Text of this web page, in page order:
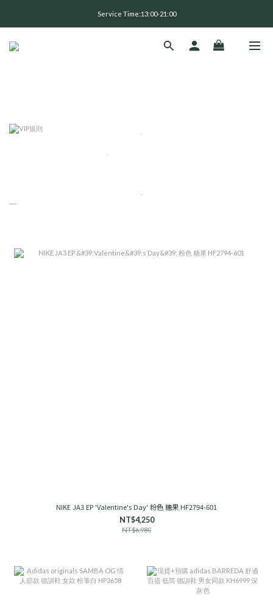
全 館 消 費 滿 三 千 免 運 費 🤘🏻
Service Time:13:00-21:00
全 館 消 費 滿 三 千 免 運 費 🤘🏻
NIKE JA3 EP 'Valentine's Day' 粉色 糖果 HF2794-601
NT$4,250
NT$6,980